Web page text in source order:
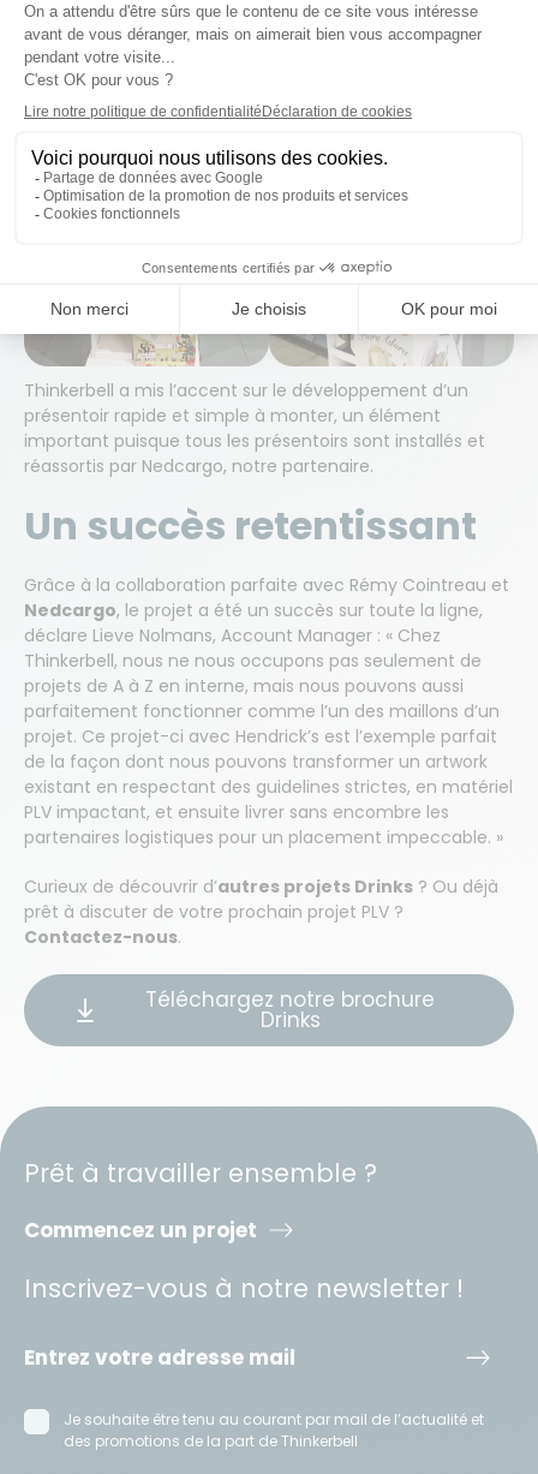
Adora.
Thinkerbell a mis l’accent sur le développement d’un
présentoir rapide et simple à monter, un élément
important puisque tous les présentoirs sont installés et
réassortis par Nedcargo, notre partenaire.
Un succès retentissant
Grâce à la collaboration parfaite avec Rémy Cointreau et
Nedcargo, le projet a été un succès sur toute la ligne,
déclare Lieve Nolmans, Account Manager : « Chez
Thinkerbell, nous ne nous occupons pas seulement de
projets de A à Z en interne, mais nous pouvons aussi
parfaitement fonctionner comme l’un des maillons d’un
projet. Ce projet-ci avec Hendrick’s est l’exemple parfait
de la façon dont nous pouvons transformer un artwork
existant en respectant des guidelines strictes, en matériel
PLV impactant, et ensuite livrer sans encombre les
partenaires logistiques pour un placement impeccable. »
Curieux de découvrir d’autres projets Drinks ? Ou déjà
prêt à discuter de votre prochain projet PLV ?
Contactez-nous.
Téléchargez notre brochure
Drinks
Prêt à travailler ensemble ?
Commencez un projet
Inscrivez-vous à notre newsletter !
Je souhaite être tenu au courant par mail de l’actualité et
des promotions de la part de Thinkerbell